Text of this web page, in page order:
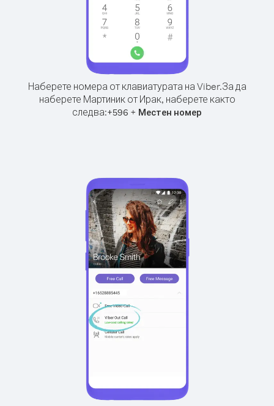
Наберете номера от клавиатурата на Viber.За да
наберете Мартиник от Ирак, наберете както
следва:+596 + Местен номер